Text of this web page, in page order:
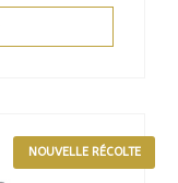
NOUVELLE RÉCOLTE